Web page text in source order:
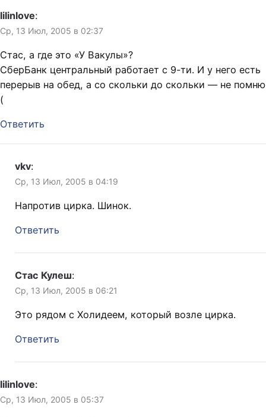
lilinlove:
Ср, 13 Июл, 2005 в 02:37
Стас, а где это «У Вакулы»?
СберБанк центральный работает с 9-ти. И у него есть
перерыв на обед, а со скольки до скольки — не помню
(
Ответить
vkv:
Ср, 13 Июл, 2005 в 04:19
Напротив цирка. Шинок.
Ответить
Стас Кулеш:
Ср, 13 Июл, 2005 в 06:21
Это рядом с Холидеем, который возле цирка.
Ответить
lilinlove:
Ср, 13 Июл, 2005 в 05:37